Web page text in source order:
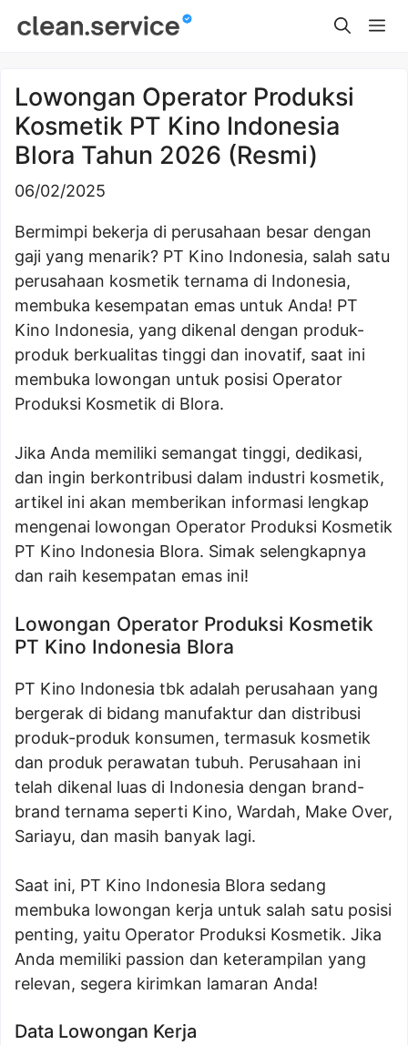
Lowongan Operator Produksi
Kosmetik PT Kino Indonesia
Blora Tahun 2026 (Resmi)
06/02/2025
Bermimpi bekerja di perusahaan besar dengan
gaji yang menarik? PT Kino Indonesia, salah satu
perusahaan kosmetik ternama di Indonesia,
membuka kesempatan emas untuk Anda! PT
Kino Indonesia, yang dikenal dengan produk-
produk berkualitas tinggi dan inovatif, saat ini
membuka lowongan untuk posisi Operator
Produksi Kosmetik di Blora.
Jika Anda memiliki semangat tinggi, dedikasi,
dan ingin berkontribusi dalam industri kosmetik,
artikel ini akan memberikan informasi lengkap
mengenai lowongan Operator Produksi Kosmetik
PT Kino Indonesia Blora. Simak selengkapnya
dan raih kesempatan emas ini!
Lowongan Operator Produksi Kosmetik
PT Kino Indonesia Blora
PT Kino Indonesia tbk adalah perusahaan yang
bergerak di bidang manufaktur dan distribusi
produk-produk konsumen, termasuk kosmetik
dan produk perawatan tubuh. Perusahaan ini
telah dikenal luas di Indonesia dengan brand-
brand ternama seperti Kino, Wardah, Make Over,
Sariayu, dan masih banyak lagi.
Saat ini, PT Kino Indonesia Blora sedang
membuka lowongan kerja untuk salah satu posisi
penting, yaitu Operator Produksi Kosmetik. Jika
Anda memiliki passion dan keterampilan yang
relevan, segera kirimkan lamaran Anda!
Data Lowongan Kerja